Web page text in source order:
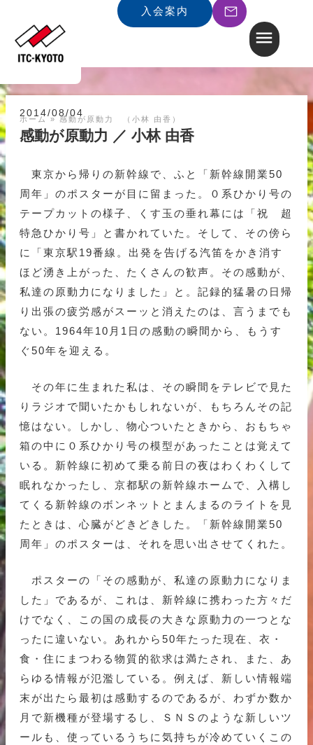
入会案内
ホーム » 感動が原動力 （小林 由香）
2014/08/04
感動が原動力 ／ 小林 由香
東京から帰りの新幹線で、ふと「新幹線開業50
周年」のポスターが目に留まった。０系ひかり号の
テープカットの様子、くす玉の垂れ幕には「祝 超
特急ひかり号」と書かれていた。そして、その傍ら
に「東京駅19番線。出発を告げる汽笛をかき消す
ほど湧き上がった、たくさんの歓声。その感動が、
私達の原動力になりました」と。記録的猛暑の日帰
り出張の疲労感がスーッと消えたのは、言うまでも
ない。1964年10月1日の感動の瞬間から、もうす
ぐ50年を迎える。
その年に生まれた私は、その瞬間をテレビで見た
りラジオで聞いたかもしれないが、もちろんその記
憶はない。しかし、物心ついたときから、おもちゃ
箱の中に０系ひかり号の模型があったことは覚えて
いる。新幹線に初めて乗る前日の夜はわくわくして
眠れなかったし、京都駅の新幹線ホームで、入構し
てくる新幹線のボンネットとまんまるのライトを見
たときは、心臓がどきどきした。「新幹線開業50
周年」のポスターは、それを思い出させてくれた。
ポスターの「その感動が、私達の原動力になりま
した」であるが、これは、新幹線に携わった方々だ
けでなく、この国の成長の大きな原動力の一つとな
ったに違いない。あれから50年たった現在、衣・
食・住にまつわる物質的欲求は満たされ、また、あ
らゆる情報が氾濫している。例えば、新しい情報端
末が出たら最初は感動するのであるが、わずか数か
月で新機種が登場するし、ＳＮＳのような新しいツ
ールも、使っているうちに気持ちが冷めていくこの